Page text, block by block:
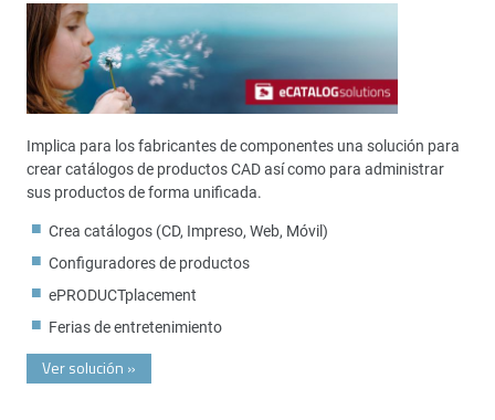
Implica para los fabricantes de componentes una solución para
crear catálogos de productos CAD así como para administrar
sus productos de forma unificada.
Crea catálogos (CD, Impreso, Web, Móvil)
Configuradores de productos
ePRODUCTplacement
Ferias de entretenimiento
Ver solución »